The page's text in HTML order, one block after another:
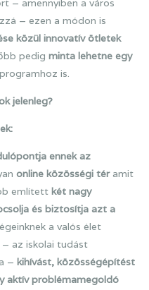
– amennyiben a város
– ezen a módon is
közül innovatív ötletek
pedig minta lehetne egy
is.
jelenleg?
ennek az
online közösségi téramit
említett két nagy
és biztosítja azt a
a valós élet
az iskolai tudást
– kihívást, közösségépítést
aktív problémamegoldó